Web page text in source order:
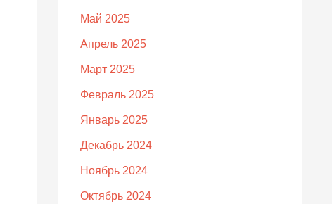
Май 2025
Апрель 2025
Март 2025
Февраль 2025
Январь 2025
Декабрь 2024
Ноябрь 2024
Октябрь 2024